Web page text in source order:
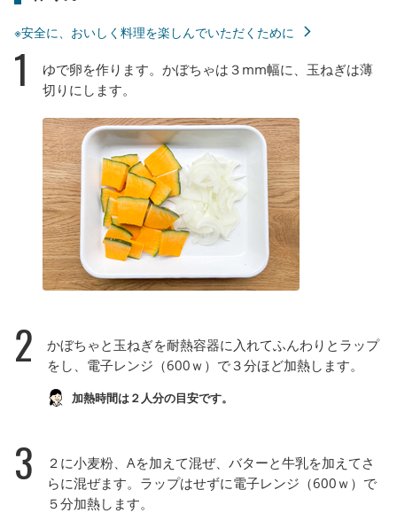
※安全に、おいしく料理を楽しんでいただくために
1
ゆで卵を作ります。かぼちゃは３mm幅に、玉ねぎは薄
切りにします。
2
かぼちゃと玉ねぎを耐熱容器に入れてふんわりとラップ
をし、電子レンジ（600ｗ）で３分ほど加熱します。
加熱時間は２人分の目安です。
3
２に小麦粉、Aを加えて混ぜ、バターと牛乳を加えてさ
らに混ぜます。ラップはせずに電子レンジ（600ｗ）で
５分加熱します。